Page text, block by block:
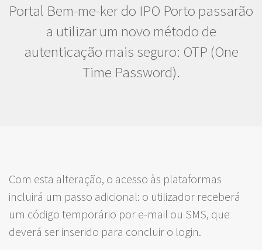
Portal Bem-me-ker do IPO Porto passarão
a utilizar um novo método de
autenticação mais seguro: OTP (One
Time Password).
Com esta alteração, o acesso às plataformas
incluirá um passo adicional: o utilizador receberá
um código temporário por e-mail ou SMS, que
deverá ser inserido para concluir o login.